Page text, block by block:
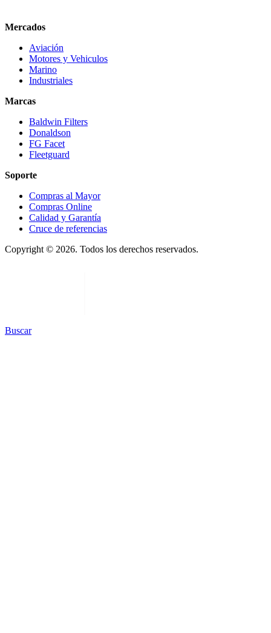
Mercados
Aviación
Motores y Vehiculos
Marino
Industriales
Marcas
Baldwin Filters
Donaldson
FG Facet
Fleetguard
Soporte
Compras al Mayor
Compras Online
Calidad y Garantía
Cruce de referencias
Copyright © 2026. Todos los derechos reservados.
Buscar